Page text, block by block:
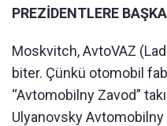
PREZİDENTLERE BAŞKA
Moskvitch, AvtoVAZ
biter. Çünkü otomobil
“Avtomobilny Zavod”
Ulyanovsky